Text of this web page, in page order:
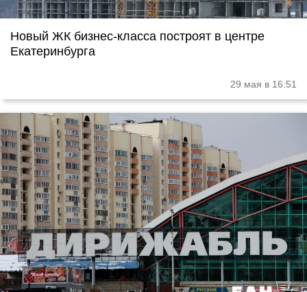
Новый ЖК бизнес-класса построят в центре
Екатеринбурга
29 мая в 16:51